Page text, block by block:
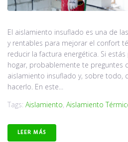
El aislamiento insuflado es una de
y rentables para mejorar el confort
reducir la factura energética. Si
hogar, probablemente te preguntes
aislamiento insuflado y, sobre todo,
hacerlo. En este...
Tags: Aislamiento, Aislamiento
LEER MÁS